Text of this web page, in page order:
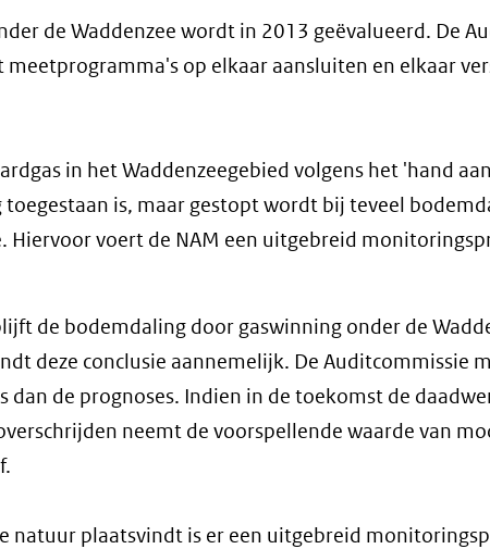
de Waddenzee wordt in 2013 geëvalueerd. De
op elkaar aansluiten en elkaar
in het Waddenzeegebied volgens het 'hand
is, maar gestopt wordt bij teveel
Hiervoor voert de NAM een uitgebreid
de bodemdaling door gaswinning onder de
deze conclusie aannemelijk. De Auditcommissie
dan de prognoses. Indien in de toekomst de
neemt de voorspellende waarde van
natuur plaatsvindt is er een uitgebreid